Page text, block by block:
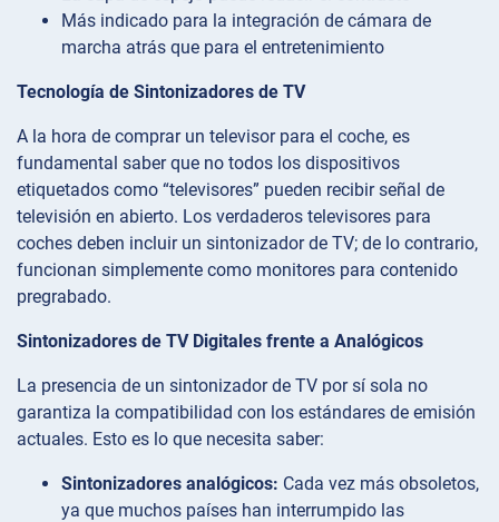
Más indicado para la integración de cámara de
marcha atrás que para el entretenimiento
Tecnología de Sintonizadores de TV
A la hora de comprar un televisor para el coche, es
fundamental saber que no todos los dispositivos
etiquetados como “televisores” pueden recibir señal de
televisión en abierto. Los verdaderos televisores para
coches deben incluir un sintonizador de TV; de lo contrario,
funcionan simplemente como monitores para contenido
pregrabado.
Sintonizadores de TV Digitales frente a Analógicos
La presencia de un sintonizador de TV por sí sola no
garantiza la compatibilidad con los estándares de emisión
actuales. Esto es lo que necesita saber:
Sintonizadores analógicos: Cada vez más obsoletos,
ya que muchos países han interrumpido las